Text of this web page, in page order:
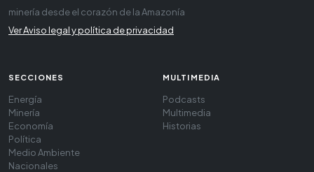
minería desde el corazón de la Amazonía
Ver Aviso legal y política de privacidad
SECCIONES
Energía
Minería
Economía
Política
Medio Ambiente
Nacionales
MULTIMEDIA
Podcasts
Multimedia
Historias